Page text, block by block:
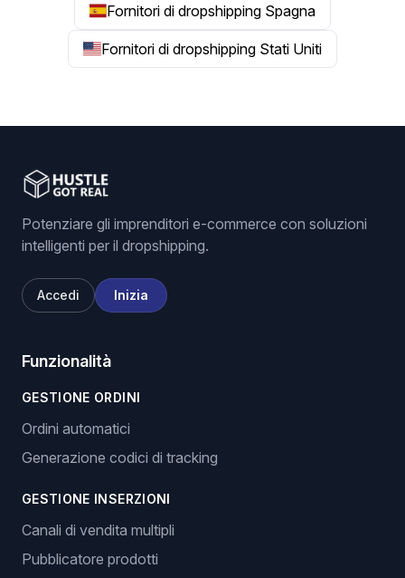
Fornitori di dropshipping Spagna
Fornitori di dropshipping Stati Uniti
Potenziare gli imprenditori e-commerce con soluzioni
intelligenti per il dropshipping.
Accedi Inizia
Funzionalità
GESTIONE ORDINI
Ordini automatici
Generazione codici di tracking
GESTIONE INSERZIONI
Canali di vendita multipli
Pubblicatore prodotti